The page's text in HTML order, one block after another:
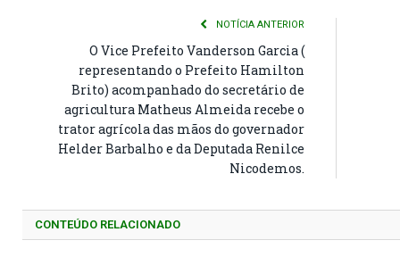
NOTÍCIA ANTERIOR
O Vice Prefeito Vanderson Garcia (
representando o Prefeito Hamilton
Brito) acompanhado do secretário de
agricultura Matheus Almeida recebe o
trator agrícola das mãos do governador
Helder Barbalho e da Deputada Renilce
Nicodemos.
CONTEÚDO RELACIONADO